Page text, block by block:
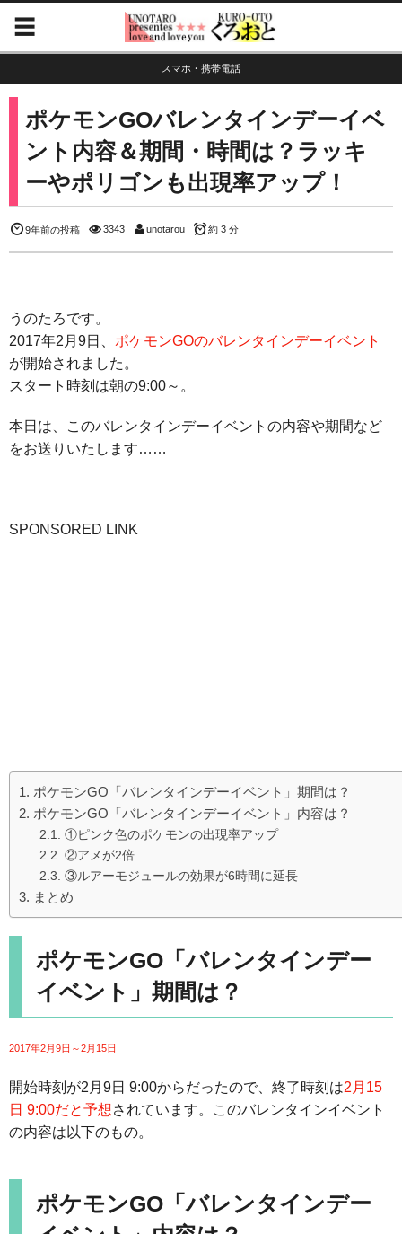
スマホ・携帯電話
ポケモンGOバレンタインデーイベ
ント内容＆期間・時間は？ラッキ
ーやポリゴンも出現率アップ！
9年前の投稿 3343 unotarou 約 3 分
うのたろです。
2017年2月9日、 ポケモンGOのバレンタインデーイベント
が開始されました。
スタート時刻は朝の9:00～。
本日は、このバレンタインデーイベントの内容や期間など
をお送りいたします……
SPONSORED LINK
ポケモンGO「バレンタインデーイベント」期間は？
ポケモンGO「バレンタインデーイベント」内容は？
①ピンク色のポケモンの出現率アップ
②アメが2倍
③ルアーモジュールの効果が6時間に延長
まとめ
ポケモンGO「バレンタインデー
イベント」期間は？
2017年2月9日～2月15日
開始時刻が2月9日 9:00からだったので、終了時刻は2月15
日 9:00だと予想されています。このバレンタインイベント
の内容は以下のもの。
ポケモンGO「バレンタインデー